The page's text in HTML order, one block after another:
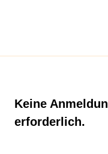
Keine
erforderlich.